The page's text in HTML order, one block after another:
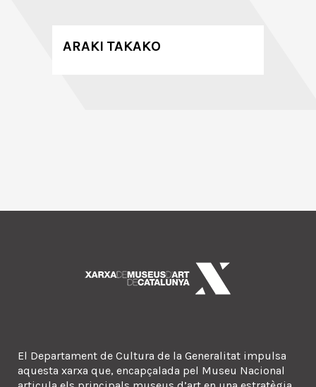
ARAKI TAKAKO
El Departament de Cultura de la Generalitat impulsa
aquesta xarxa que, encapçalada pel Museu Nacional